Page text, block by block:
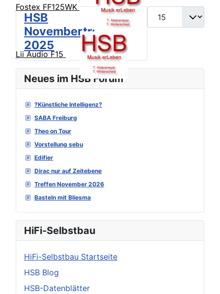
Fostex FF125WK
Lii Audio F15
Neues im HSB Forum
?Künstliche Intelligenz?
SABA Freiburg
Theo on Tour
Vorstellung sebu
Edifier
Dirac nur auf Zeitebene
Treffen November 2026
Basteln mit Bliesma
HiFi-Selbstbau
HiFi-Selbstbau Startseite
HSB Blog
HSB-Datenblätter
Anzeige #
HSB
Novembertreffen
2025